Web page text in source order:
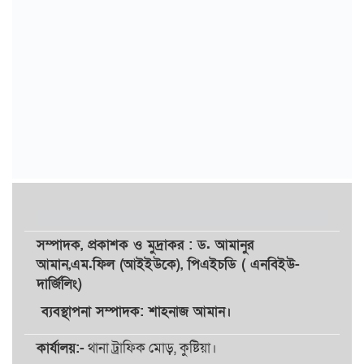
সম্পাদক, প্রকাশকওমুদ্রাকর: ড. আমানুর
আমান,এম.ফিল (আইইউকে), পিএইচডি ( এনবিইউ-
দার্জিলিং)
ব্যবস্থাপনা সম্পাদক: শাহনাজ আমান।
কার্যালয়:-থানা ট্রাফিক মোড়, কুষ্টিয়া।